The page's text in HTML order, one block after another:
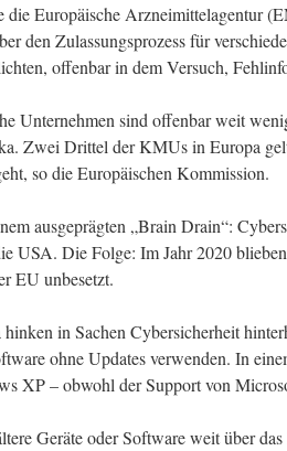
die Europäische Arzneimittelagentur
den Zulassungsprozess für
offenbar in dem Versuch,
Unternehmen sind offenbar weit
Zwei Drittel der KMUs in Europa
so die Europäischen Kommission.
ausgeprägten „Brain Drain“:
USA. Die Folge: Im Jahr 2020
EU unbesetzt.
in Sachen Cybersicherheit
ohne Updates verwenden. In
XP – obwohl der Support von
Geräte oder Software weit über